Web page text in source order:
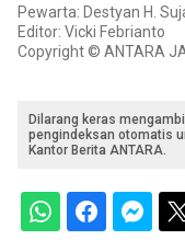
Pewarta: Destyan H.
Editor: Vicki Febrianto
Copyright © ANTARA
Dilarang keras
pengindeksan otomatis
Kantor Berita ANTARA.